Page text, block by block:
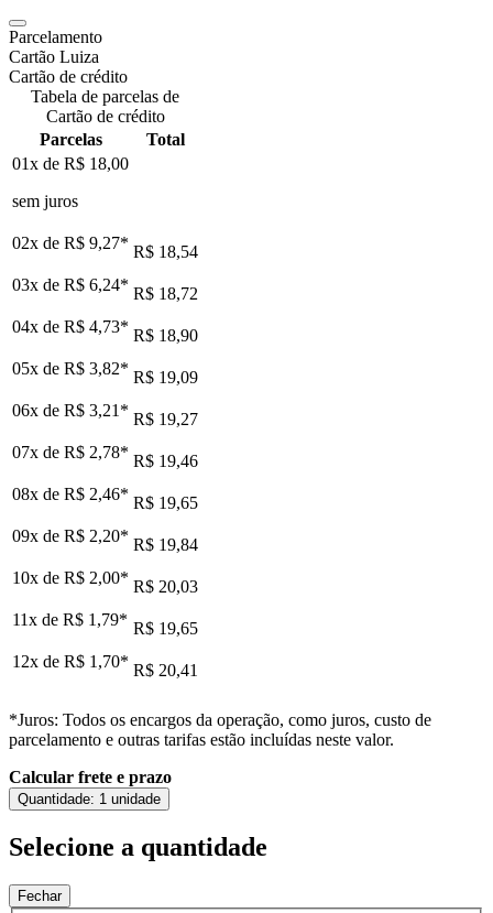
Parcelamento
Cartão Luiza
Cartão de crédito
Tabela de parcelas de
Cartão de crédito
Parcelas
Total
01x de R$ 18,00
sem juros
02x de R$ 9,27* R$ 18,54
03x de R$ 6,24* R$ 18,72
04x de R$ 4,73* R$ 18,90
05x de R$ 3,82* R$ 19,09
06x de R$ 3,21 * R$ 19,27
07x de R$ 2,78* R$ 19,46
08x de R$ 2,46* R$ 19,65
09x de R$ 2,20* R$ 19,84
10x de R$ 2,00* R$ 20,03
11x de R$ 1,79* R$ 19,65
12x de R$ 1,70* R$ 20,41
*Juros: Todos os encargos da operação, como juros, custo de
parcelamento e outras tarifas estão incluídas neste valor.
Calcular frete e prazo
Quantidade: 1 unidade
Selecione a quantidade
Fechar